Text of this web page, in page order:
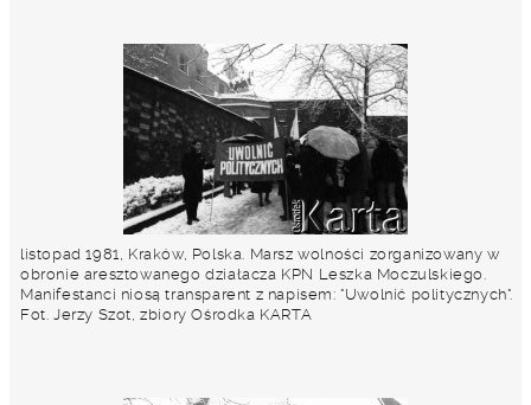
listopad 1981, Kraków, Polska. Marsz wolności zorganizowany w
obronie aresztowanego działacza KPN Leszka Moczulskiego.
Manifestanci niosą transparent z napisem: "Uwolnić politycznych".
Fot. Jerzy Szot, zbiory Ośrodka KARTA